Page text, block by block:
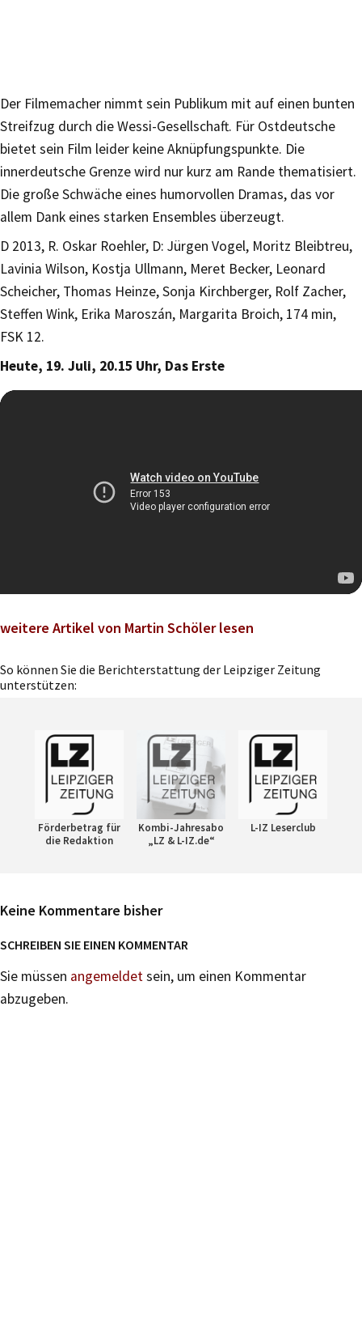
Der Filmemacher nimmt sein Publikum mit auf einen bunten
Streifzug durch die Wessi-Gesellschaft. Für Ostdeutsche
bietet sein Film leider keine Aknüpfungspunkte. Die
innerdeutsche Grenze wird nur kurz am Rande thematisiert.
Die große Schwäche eines humorvollen Dramas, das vor
allem Dank eines starken Ensembles überzeugt.
D 2013, R. Oskar Roehler, D: Jürgen Vogel, Moritz Bleibtreu,
Lavinia Wilson, Kostja Ullmann, Meret Becker, Leonard
Scheicher, Thomas Heinze, Sonja Kirchberger, Rolf Zacher,
Steffen Wink, Erika Maroszán, Margarita Broich, 174 min,
FSK 12.
Heute, 19. Juli, 20.15 Uhr, Das Erste
weitere Artikel von Martin Schöler lesen
So können Sie die Berichterstattung der Leipziger Zeitung
unterstützen:
Förderbetrag für
die Redaktion
Kombi-Jahresabo
„LZ & L-IZ.de“
L-IZ Leserclub
Keine Kommentare bisher
SCHREIBEN SIE EINEN KOMMENTAR
Sie müssen angemeldetsein, um einen Kommentar
abzugeben.